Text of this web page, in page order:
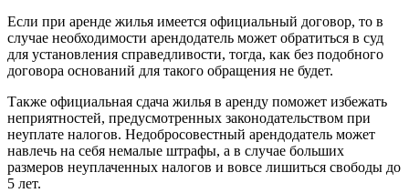
Если при аренде жилья имеется официальный договор, то в
случае необходимости арендодатель может обратиться в суд
для установления справедливости, тогда, как без подобного
договора оснований для такого обращения не будет.
Также официальная сдача жилья в аренду поможет избежать
неприятностей, предусмотренных законодательством при
неуплате налогов. Недобросовестный арендодатель может
навлечь на себя немалые штрафы, а в случае больших
размеров неуплаченных налогов и вовсе лишиться свободы до
5 лет.